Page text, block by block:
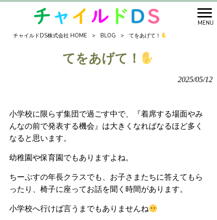
MENU
チャイルドDS株式会社 HOME
> BLOG > てをあげて！
てをあげて！
2025/05/12
小学校に限らず集団で過ごす中で、『着席する場面やみ
んなの前で発表する機会』は大きくなればなるほど多く
なると思います。
幼稚園や保育園でもありますよね。
ちーぷすの年長クラスでも、お子さまたちに答えてもら
ったり、椅子に座ってお話を聞く時間があります。
小学校へ行けば言うまでもありませんね